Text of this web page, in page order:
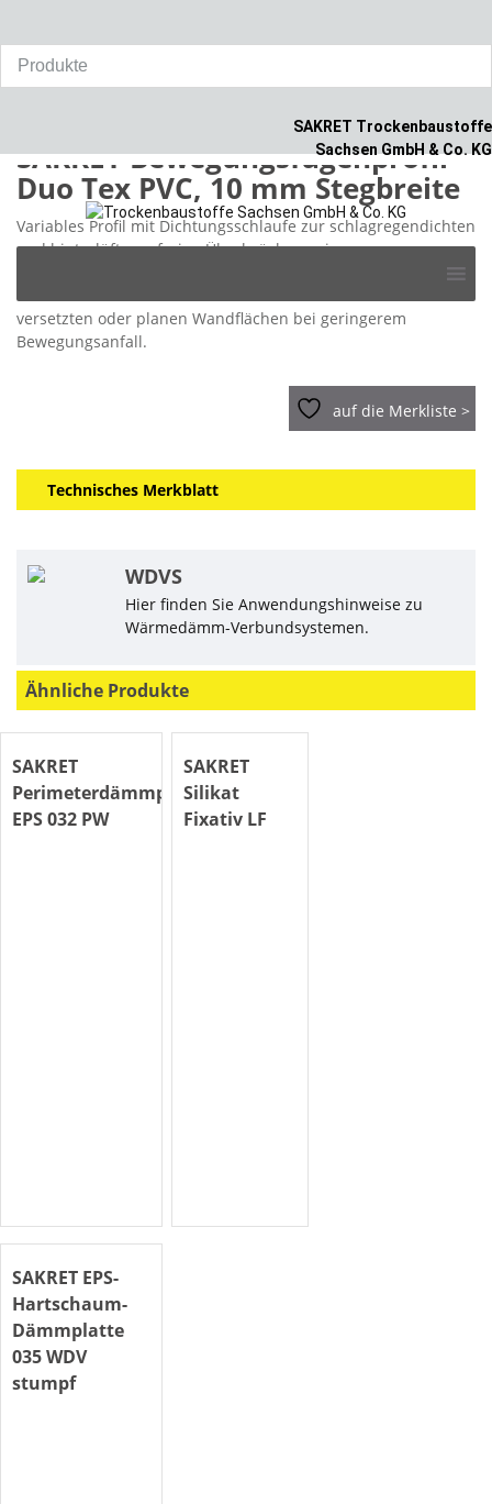
SAKRET Trockenbaustoffe
Sachsen GmbH & Co. KG
content
SAKRET Bewegungsfugenprofil
Duo Tex PVC, 10 mm Stegbreite
Variables Profil mit Dichtungsschlaufe zur schlagregendichten
und hinterlüftungsfreien Überbrückung einer
Wärmedämmverbundsystems. Geeignet für Fugen in
versetzten oder planen Wandflächen bei geringerem
Bewegungsanfall.
auf die Merkliste >
Technisches Merkblatt
WDVS
Hier finden Sie Anwendungshinweise zu
Wärmedämm-Verbundsystemen.
Ähnliche Produkte
SAKRET
Perimeterdämmplatte
EPS 032 PW
SAKRET
Silikat
Fixativ LF
SAKRET EPS-
Hartschaum-
Dämmplatte
035 WDV
stumpf